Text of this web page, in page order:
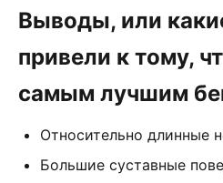
Выводы, или
привели к тому,
самым лучшим
Относительно длинные
Большие суставные